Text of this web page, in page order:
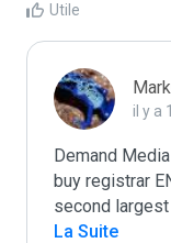
Utile
il y a
Demand
buy registrar
second
La Suite